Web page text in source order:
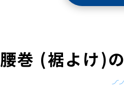
腰巻 (裾よけ)の